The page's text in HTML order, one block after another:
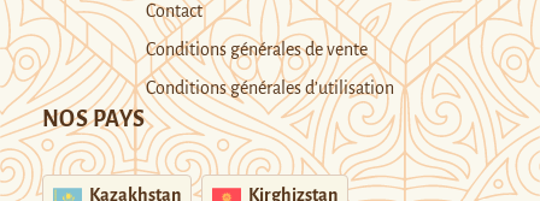
Contact
Conditions générales de vente
Conditions générales d’utilisation
NOS PAYS
Kazakhstan Kirghizstan